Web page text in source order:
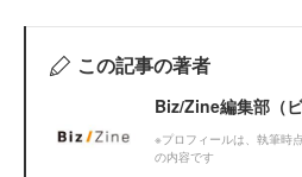
この記事の著者
Biz/Zine編集部（
※プロフィールは、執筆時
の内容です